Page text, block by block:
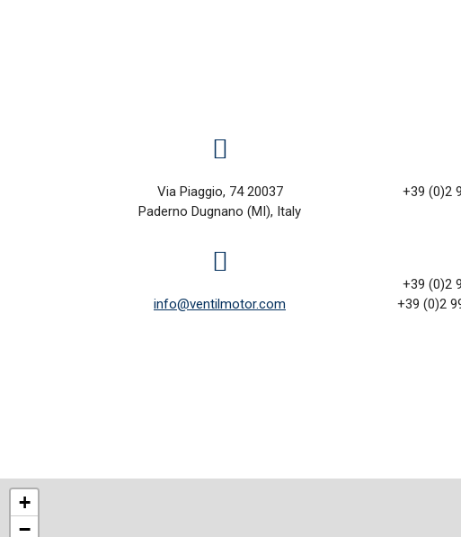
Via Piaggio, 74 20037
Paderno Dugnano (MI), Italy
info@ventilmotor.com
+39 (0)2
+39 (0)2
+39 (0)2
+
−